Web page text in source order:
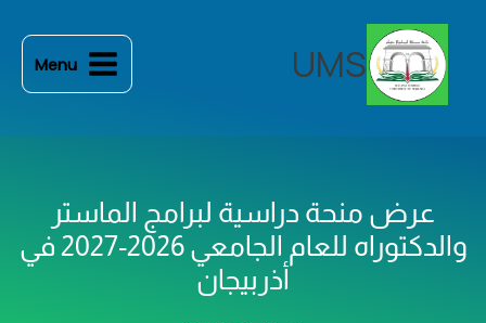
المحتوى
UMS
Menu
عرض منحة دراسية لبرامج الماستر
والدكتوراه للعام الجامعي 2026-2027 في
أذربيجان